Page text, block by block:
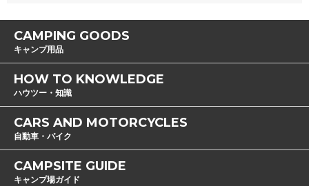
CAMPING GOODS
キャンプ用品
HOW TO KNOWLEDGE
ハウツー・知識
CARS AND MOTORCYCLES
自動車・バイク
CAMPSITE GUIDE
キャンプ場ガイド